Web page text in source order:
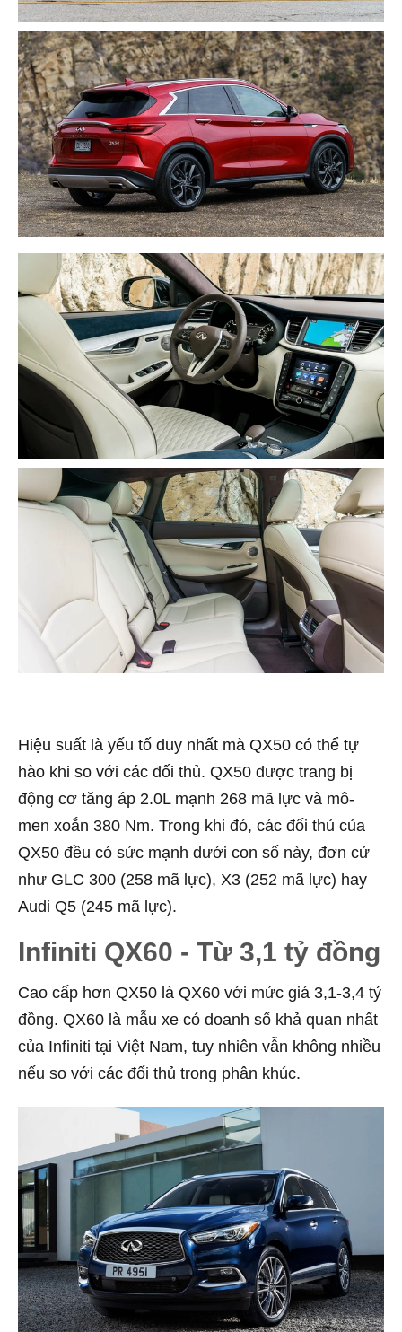
Hiệu suất là yếu tố duy nhất mà QX50 có thể tự
hào khi so với các đối thủ. QX50 được trang bị
động cơ tăng áp 2.0L mạnh 268 mã lực và mô-
men xoắn 380 Nm. Trong khi đó, các đối thủ của
QX50 đều có sức mạnh dưới con số này, đơn cử
như GLC 300 (258 mã lực), X3 (252 mã lực) hay
Audi Q5 (245 mã lực).
Infiniti QX60 - Từ 3,1 tỷ đồng
Cao cấp hơn QX50 là QX60 với mức giá 3,1-3,4 tỷ
đồng. QX60 là mẫu xe có doanh số khả quan nhất
của Infiniti tại Việt Nam, tuy nhiên vẫn không nhiều
nếu so với các đối thủ trong phân khúc.